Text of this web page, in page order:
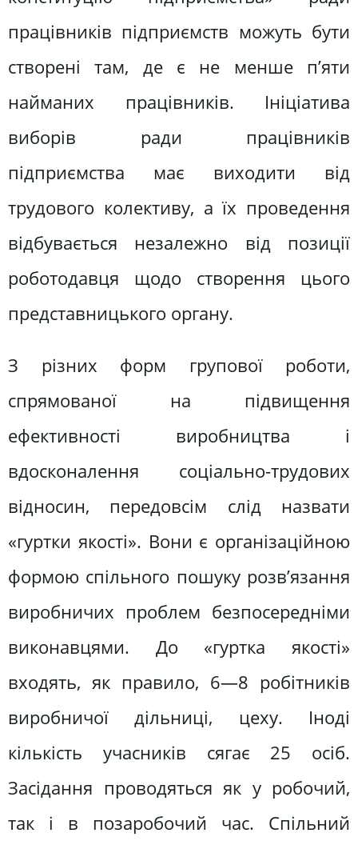
працівників підприємств можуть бути
створені там, де є не менше п’яти
найманих працівників. Ініціатива
виборів ради працівників
підприємства має виходити від
трудового колективу, а їх проведення
відбувається незалежно від позиції
роботодавця щодо створення цього
представницького органу.
З різних форм групової роботи,
спрямованої на підвищення
ефективності виробництва і
вдосконалення соціально-трудових
відносин, передовсім слід назвати
«гуртки якості». Вони є організаційною
формою спільного пошуку розв’язання
виробничих проблем безпосередніми
виконавцями. До «гуртка якості»
входять, як правило, 6—8 робітників
виробничої дільниці, цеху. Іноді
кількість учасників сягає 25 осіб.
Засідання проводяться як у робочий,
так і в позаробочий час. Спільний